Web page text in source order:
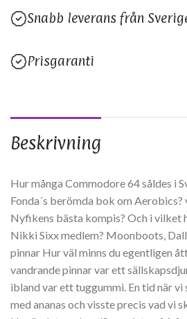
Snabb leverans från
Prisgaranti
Beskrivning
Hur många Commodore 64 såldes i
Fonda´s berömda bok om
Nyfikens bästa kompis? Och i vilket
Nikki Sixx medlem? Moonboots,
pinnar Hur väl minns du egentligen
vandrande pinnar var ett
ibland var ett tuggummi. En tid när
med ananas och visste precis vad vi